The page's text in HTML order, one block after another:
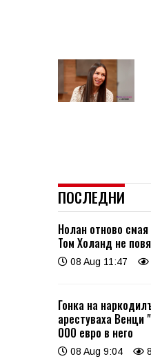
ПОСЛЕДНИ
Нолан отново
Том Холанд не
08 Aug 11:47
Гонка на
арестуваха Венци
000 евро в него
08 Aug 9:04